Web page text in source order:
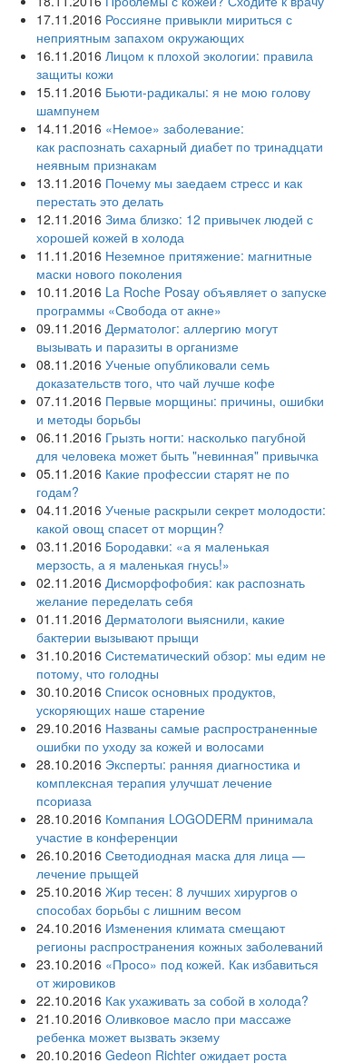
17.11.2016 Россияне привыкли мириться с
неприятным запахом окружающих
16.11.2016 Лицом к плохой экологии: правила
защиты кожи
15.11.2016 Бьюти-радикалы: я не мою голову
шампунем
14.11.2016 «Немое» заболевание:
как распознать сахарный диабет по тринадцати
неявным признакам
13.11.2016 Почему мы заедаем стресс и как
перестать это делать
12.11.2016 Зима близко: 12 привычек людей с
хорошей кожей в холода
11.11.2016 Неземное притяжение: магнитные
маски нового поколения
10.11.2016 La Roche Posay объявляет о запуске
программы «Свобода от акне»
09.11.2016 Дерматолог: аллергию могут
вызывать и паразиты в организме
08.11.2016 Ученые опубликовали семь
доказательств того, что чай лучше кофе
07.11.2016 Первые морщины: причины, ошибки
и методы борьбы
06.11.2016 Грызть ногти: насколько пагубной
для человека может быть "невинная" привычка
05.11.2016 Какие профессии старят не по
годам?
04.11.2016 Ученые раскрыли секрет молодости:
какой овощ спасет от морщин?
03.11.2016 Бородавки: «а я маленькая
мерзость, а я маленькая гнусь!»
02.11.2016 Дисморфофобия: как распознать
желание переделать себя
01.11.2016 Дерматологи выяснили, какие
бактерии вызывают прыщи
31.10.2016 Систематический обзор: мы едим не
потому, что голодны
30.10.2016 Список основных продуктов,
ускоряющих наше старение
29.10.2016 Названы самые распространенные
ошибки по уходу за кожей и волосами
28.10.2016 Эксперты: ранняя диагностика и
комплексная терапия улучшат лечение
псориаза
28.10.2016 Компания LOGODERM принимала
участие в конференции
26.10.2016 Светодиодная маска для лица —
лечение прыщей
25.10.2016 Жир тесен: 8 лучших хирургов о
способах борьбы с лишним весом
24.10.2016 Изменения климата смещают
регионы распространения кожных заболеваний
23.10.2016 «Просо» под кожей. Как избавиться
от жировиков
22.10.2016 Как ухаживать за собой в холода?
21.10.2016 Оливковое масло при массаже
ребенка может вызвать экзему
20.10.2016 Gedeon Richter ожидает роста